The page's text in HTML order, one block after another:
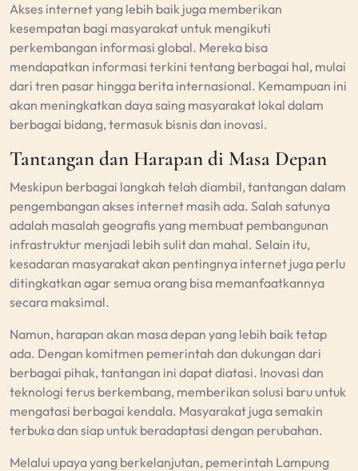
Akses internet yang lebih baik juga memberikan
kesempatan bagi masyarakat untuk mengikuti
perkembangan informasi global. Mereka bisa
mendapatkan informasi terkini tentang berbagai hal, mulai
dari tren pasar hingga berita internasional. Kemampuan ini
akan meningkatkan daya saing masyarakat lokal dalam
berbagai bidang, termasuk bisnis dan inovasi.
Tantangan dan Harapan di Masa Depan
Meskipun berbagai langkah telah diambil, tantangan dalam
pengembangan akses internet masih ada. Salah satunya
adalah masalah geografis yang membuat pembangunan
infrastruktur menjadi lebih sulit dan mahal. Selain itu,
kesadaran masyarakat akan pentingnya internet juga perlu
ditingkatkan agar semua orang bisa memanfaatkannya
secara maksimal.
Namun, harapan akan masa depan yang lebih baik tetap
ada. Dengan komitmen pemerintah dan dukungan dari
berbagai pihak, tantangan ini dapat diatasi. Inovasi dan
teknologi terus berkembang, memberikan solusi baru untuk
mengatasi berbagai kendala. Masyarakat juga semakin
terbuka dan siap untuk beradaptasi dengan perubahan.
Melalui upaya yang berkelanjutan, pemerintah Lampung